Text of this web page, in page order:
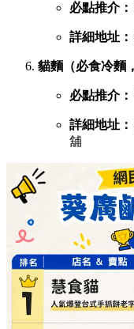
必點推介：
詳細地址：
貓麵（必食冷麵
必點推介：
詳細地址：
舖